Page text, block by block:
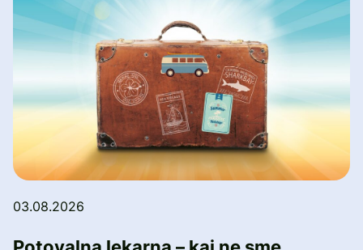
03.08.2026